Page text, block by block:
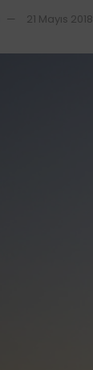
21 Mayıs 2018